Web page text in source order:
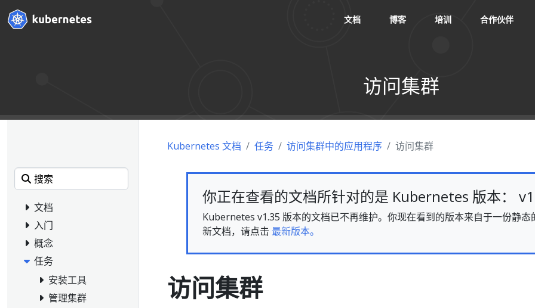
文档 博客 培训 合作伙伴
访问集群
文档
入门
概念
任务
安装工具
管理集群
Kubernetes 文档 任务 访问集群中的应用程序 访问集群
你正在查看的文档所针对的是 Kubernetes 版本：
Kubernetes v1.35 版本的文档已不再维护。你现在看到的版本来自于一份静态
新文档，请点击 最新版本。
访问集群